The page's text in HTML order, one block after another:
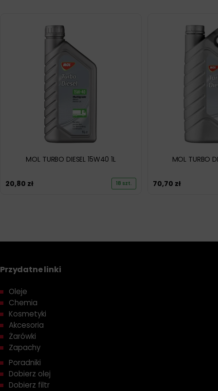
MOL TURBO DIESEL 15W40 1L
20,80 zł 18 szt.
MOL TURBO
70,70 zł
Przydatne linki
Oleje
Chemia
Kosmetyki
Akcesoria
Żarówki
Zapachy
Poradniki
Dobierz olej
Dobierz filtr